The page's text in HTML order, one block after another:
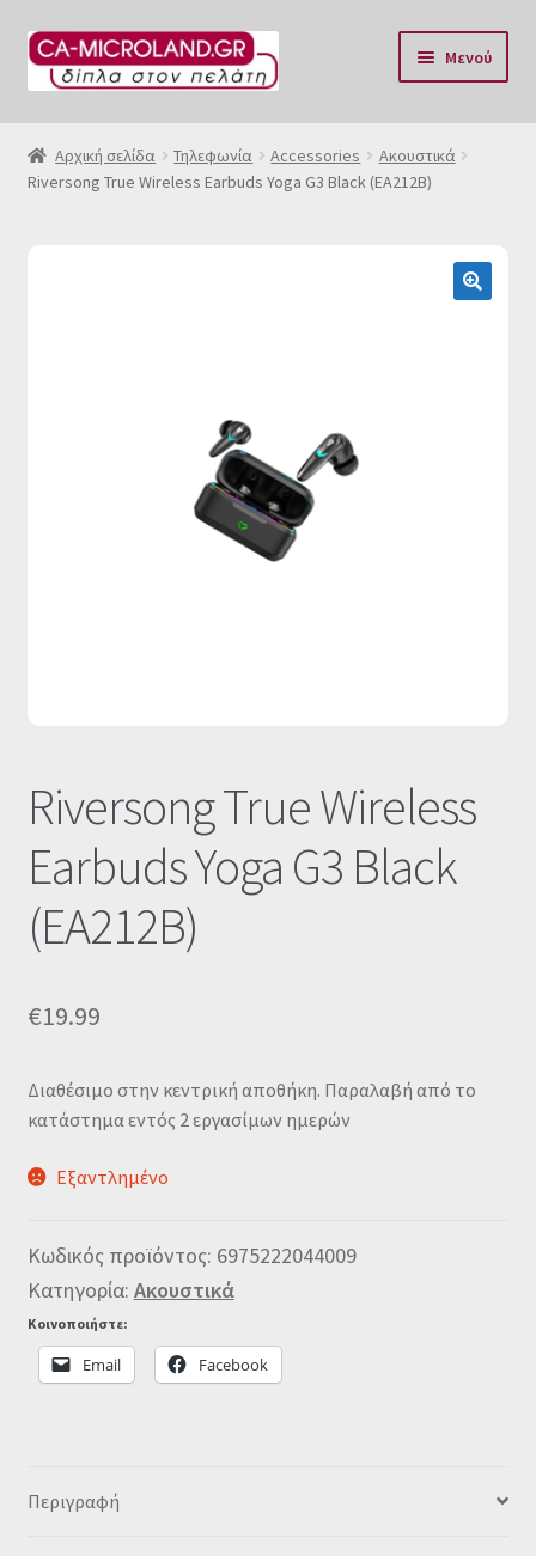
Απευθείας
μετάβαση
Μετάβαση
σε
Μενού
Αρχική
Η Eταιρία μας
Πολιτική επιστροφών
Αρχική σελίδα Τηλεφωνία Accessories
Ακουστικά
Riversong True Wireless Earbuds Yoga G3 Black (EA212B)
Riversong True Wireless
Earbuds Yoga G3 Black
(EA212B)
€19.99
Διαθέσιμο στην κεντρική αποθήκη. Παραλαβή από το
κατάστημα εντός 2 εργασίμων ημερών
Εξαντλημένο
Κωδικός προϊόντος: 6975222044009
Κατηγορία: Ακουστικά
Κοινοποιήστε:
Email Facebook
Περιγραφή